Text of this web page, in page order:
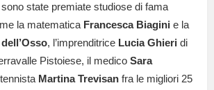
state premiate studiose di fama
la matematica Francesca Biagini e la
, l’imprenditrice Lucia Ghieri di
Pistoiese, il medico Sara
Martina Trevisan fra le migliori 25